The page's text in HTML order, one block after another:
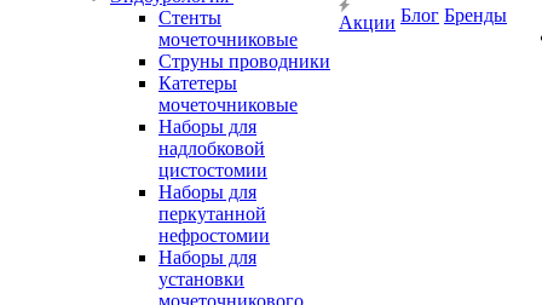
Стенты
мочеточниковые
Струны проводники
Катетеры
мочеточниковые
Наборы для
надлобковой
цистостомии
Наборы для
перкутанной
нефростомии
Наборы для
установки
мочеточникового
Акции Блог Бренды